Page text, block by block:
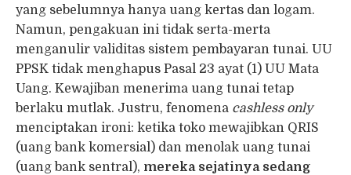
yang sebelumnya hanya uang kertas dan logam.
Namun, pengakuan ini tidak serta-merta
menganulir validitas sistem pembayaran tunai. UU
PPSK tidak menghapus Pasal 23 ayat (1) UU Mata
Uang. Kewajiban menerima uang tunai tetap
berlaku mutlak. Justru, fenomena cashless only
menciptakan ironi: ketika toko mewajibkan QRIS
(uang bank komersial) dan menolak uang tunai
(uang bank sentral), mereka sejatinya sedang